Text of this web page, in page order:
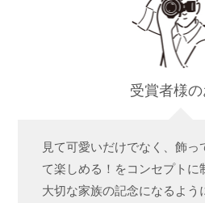
見て可愛いだけでなく、飾っ
て楽しめる！をコンセプトに
大切な家族の記念になるよう
受賞者様